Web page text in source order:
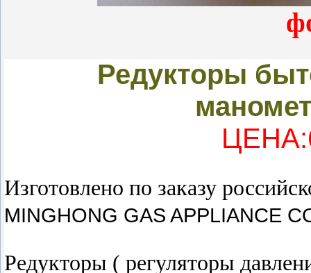
Редукторы
Изготовлено по заказу
MINGHONG GAS APPLIANCE
Редукторы ( регуляторы